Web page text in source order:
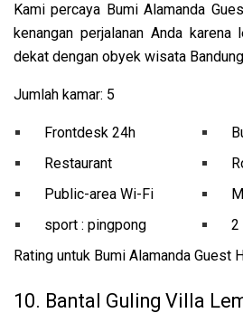
Kami percaya Bumi Alamanda
kenangan perjalanan Anda
dekat dengan obyek wisata
Jumlah kamar: 5
Frontdesk 24h
Restaurant
Public-area Wi-Fi
sport : pingpong
2
Rating untuk Bumi Alamanda Guest
10. Bantal Guling Villa